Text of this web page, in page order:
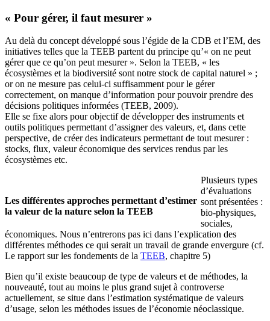
« Pour gérer, il faut mesurer »
Au delà du concept développé sous l’égide de la CDB et l’EM, des
initiatives telles que la TEEB partent du principe qu’« on ne peut
gérer que ce qu’on peut mesurer ». Selon la TEEB, « les
écosystèmes et la biodiversité sont notre stock de capital naturel » ;
or on ne mesure pas celui-ci suffisamment pour le gérer
correctement, on manque d’information pour pouvoir prendre des
décisions politiques informées (TEEB, 2009).
Elle se fixe alors pour objectif de développer des instruments et
outils politiques permettant d’assigner des valeurs, et, dans cette
perspective, de créer des indicateurs permettant de tout mesurer :
stocks, flux, valeur économique des services rendus par les
écosystèmes etc.
Les différentes approches permettant d’estimer
la valeur de la nature selon la TEEB
Plusieurs types
d’évaluations
sont présentées :
bio-physiques,
sociales,
économiques. Nous n’entrerons pas ici dans l’explication des
différentes méthodes ce qui serait un travail de grande envergure (cf.
Le rapport sur les fondements de la TEEB, chapitre 5)
Bien qu’il existe beaucoup de type de valeurs et de méthodes, la
nouveauté, tout au moins le plus grand sujet à controverse
actuellement, se situe dans l’estimation systématique de valeurs
d’usage, selon les méthodes issues de l’économie néoclassique.